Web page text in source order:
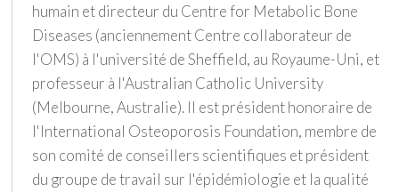
humain et directeur du Centre for Metabolic Bone
Diseases (anciennement Centre collaborateur de
l'OMS) à l'université de Sheffield, au Royaume-Uni, et
professeur à l'Australian Catholic University
(Melbourne, Australie). Il est président honoraire de
l'International Osteoporosis Foundation, membre de
son comité de conseillers scientifiques et président
du groupe de travail sur l'épidémiologie et la qualité